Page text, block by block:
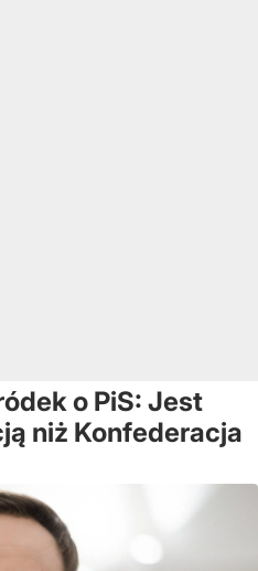
o PiS: Jest
niż Konfederacja